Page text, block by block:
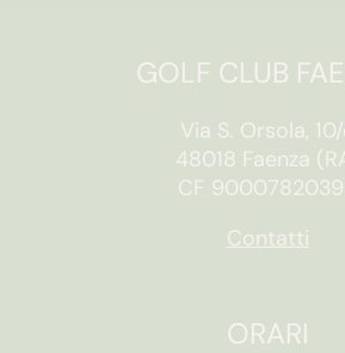
GOLF CLUB
Via S. Orsola,
48018 Faenza
CF
Contatti
ORARI